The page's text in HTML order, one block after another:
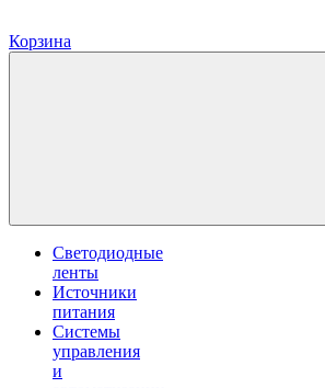
Корзина
Светодиодные
ленты
Источники
питания
Системы
управления
и